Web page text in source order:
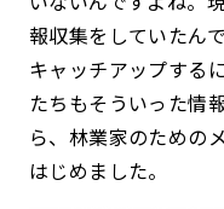
報収集をしていたん
キャッチアップする
たちもそういった情
ら、林業家のための
はじめました。